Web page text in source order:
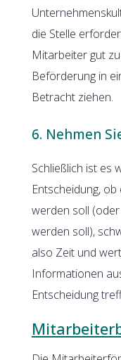
die Stelle
Mitarbeiter gut
Beförderung in
Betracht ziehen.
6. Nehmen
Schließlich ist es
Entscheidung,
werden soll
werden soll),
also Zeit und
Informationen
Entscheidung